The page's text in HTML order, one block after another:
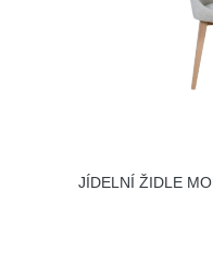
JÍDELNÍ ŽIDLE